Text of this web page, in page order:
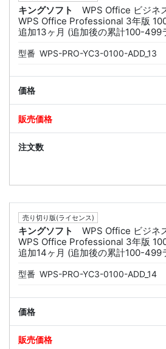
キングソフト
WPS Office ビジネ
WPS Office Professional 3年版
追加13ヶ月 (追加後の累計100-499
型番 WPS-PRO-YC3-0100-ADD_13
売り切り版(ライセンス)
キングソフト
WPS Office ビジネ
WPS Office Professional 3年版
追加14ヶ月 (追加後の累計100-499
型番 WPS-PRO-YC3-0100-ADD_14